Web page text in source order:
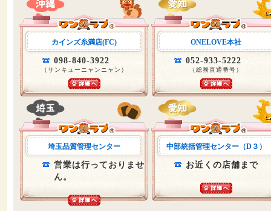
カインズ糸満店(FC)
098-840-3922
（サンキューニャンニャン）
ONELOVE本社
052-933-5222
（総務直通番号）
埼玉品質管理センター
営業は行っておりませ
ん。
中部統括管理センター（D３）
お近くの店舗まで